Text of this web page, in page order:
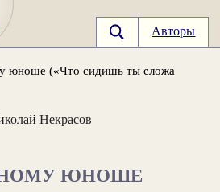
Авторы
юноше («Что сидишь ты сложа
Некрасов
ЮНОШЕ